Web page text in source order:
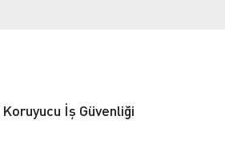
İş Güvenliği